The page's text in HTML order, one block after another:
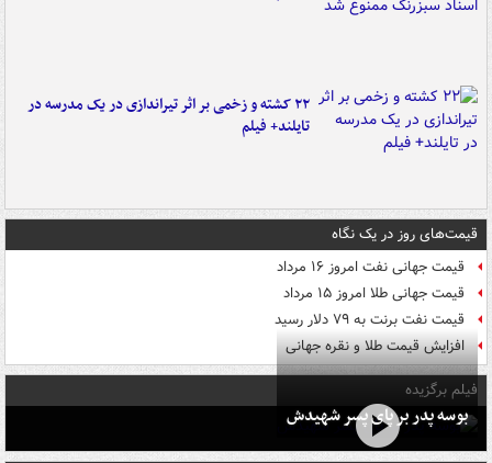
۲۲ کشته و زخمی بر اثر تیراندازی در یک مدرسه در
تایلند+ فیلم
قیمت‌های روز در یک نگاه
قیمت جهانی نفت امروز ۱۶ مرداد
قیمت جهانی طلا امروز ۱۵ مرداد
قیمت نفت برنت به ۷۹ دلار رسید
افزایش قیمت طلا و نقره جهانی
فیلم برگزیده
بوسه‌ پدر بر پای پسر شهیدش